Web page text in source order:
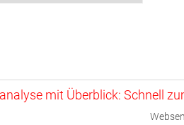
mit Überblick: Schnell